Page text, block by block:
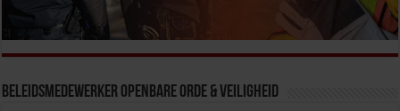
Beleidsmedewerker Openbare Orde & Veiligheid